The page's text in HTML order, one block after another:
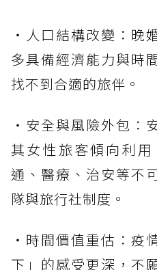
・人口結構改變：晚
多具備經濟能力與時
找不到合適的旅伴。
・安全與風險外包：
其女性旅客傾向利
通、醫療、治安等不
隊與旅行社制度。
・時間價值重估：疫
下」的感受更深，不